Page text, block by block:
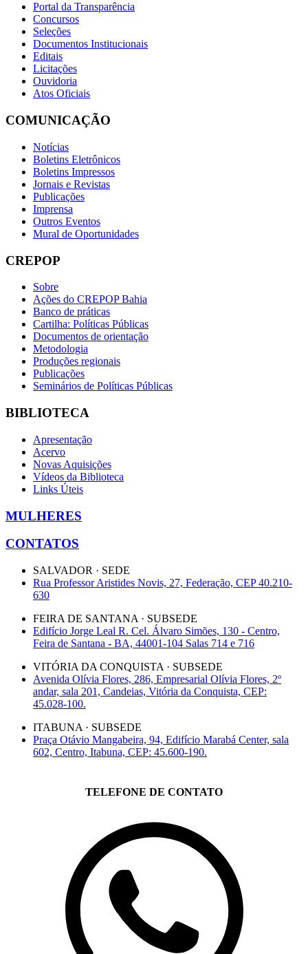
Portal da Transparência
Concursos
Seleções
Documentos Institucionais
Editais
Licitações
Ouvidoria
Atos Oficiais
COMUNICAÇÃO
Notícias
Boletins Eletrônicos
Boletins Impressos
Jornais e Revistas
Publicações
Imprensa
Outros Eventos
Mural de Oportunidades
CREPOP
Sobre
Ações do CREPOP Bahia
Banco de práticas
Cartilha: Políticas Públicas
Documentos de orientação
Metodologia
Produções regionais
Publicações
Seminários de Políticas Públicas
BIBLIOTECA
Apresentação
Acervo
Novas Aquisições
Vídeos da Biblioteca
Links Úteis
MULHERES
CONTATOS
SALVADOR · SEDE
Rua Professor Aristides Novis, 27, Federação, CEP 40.210-
630
FEIRA DE SANTANA · SUBSEDE
Edifício Jorge Leal R. Cel. Álvaro Simões, 130 - Centro,
Feira de Santana - BA, 44001-104 Salas 714 e 716
VITÓRIA DA CONQUISTA · SUBSEDE
Avenida Olívia Flores, 286, Empresarial Olívia Flores, 2º
andar, sala 201, Candeias, Vitória da Conquista, CEP:
45.028-100.
ITABUNA · SUBSEDE
Praça Otávio Mangabeira, 94, Edifício Marabá Center, sala
602, Centro, Itabuna, CEP: 45.600-190.
TELEFONE DE CONTATO